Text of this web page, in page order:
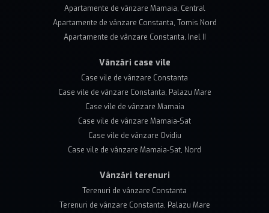
Apartamente de vânzare Mamaia, Central
Apartamente de vânzare Constanta, Tomis Nord
Apartamente de vânzare Constanta, Inel II
Vânzări case vile
Case vile de vânzare Constanta
Case vile de vânzare Constanta, Palazu Mare
Case vile de vânzare Mamaia
Case vile de vânzare Mamaia-Sat
Case vile de vânzare Ovidiu
Case vile de vânzare Mamaia-Sat, Nord
Vânzări terenuri
Terenuri de vânzare Constanta
Terenuri de vânzare Constanta, Palazu Mare